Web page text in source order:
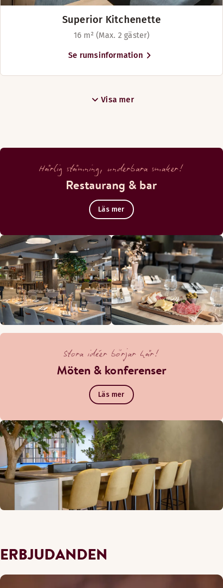
Superior Kitchenette
16 m² (Max. 2 gäster)
Se rumsinformation
Visa mer
Härlig stämning, underbara smaker!
Restaurang & bar
Läs mer
Stora idéer börjar här!
Möten & konferenser
Läs mer
ERBJUDANDEN